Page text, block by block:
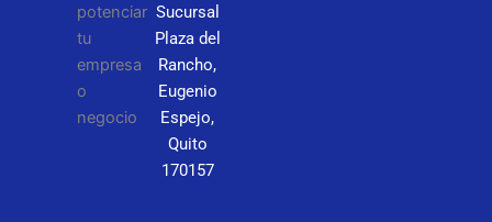
Sucursal
Plaza del
Rancho,
Eugenio
Espejo,
Quito
170157